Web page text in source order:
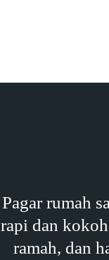
Pagar rumah
rapi dan
ramah, dan